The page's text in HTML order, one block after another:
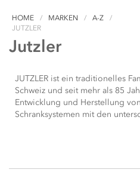
HOME MARKEN
A-Z
JUTZLER
Jutzler
JUTZLER ist ein traditionelles
Schweiz und seit mehr als 85
Entwicklung und Herstellung
Schranksystemen mit den